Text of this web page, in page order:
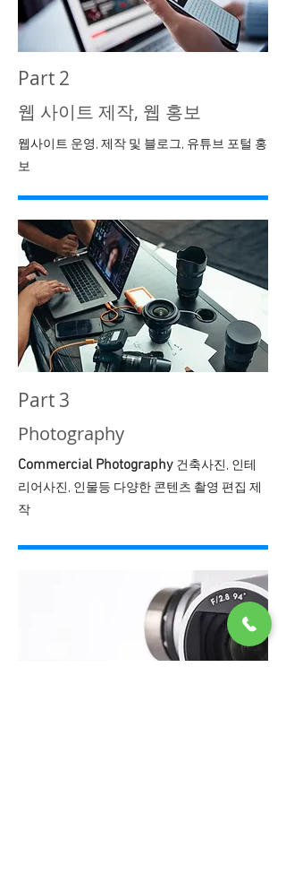
Part 2
웹 사이트 제작, 웹 홍보
웹사이트 운영, 제작 및 블로그, 유튜브 포털 홍
보
Part 3
Photography
Commercial Photography 건축사진, 인테
리어사진, 인물등​ 다양한 콘텐츠 촬영 편집 제
작